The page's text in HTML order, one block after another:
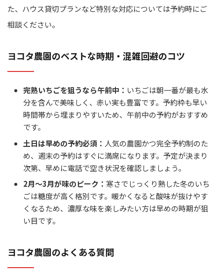
た、ハウス貸切プランなど特別な対応については予約時にご
相談ください。
ヨコタ農園のベストな時期・混雑回避のコツ
完熟いちごを狙うなら午前中： いちごは朝一番が最も水
分を含んで美味しく、赤い実も豊富です。予約枠も早い
時間帯から埋まりやすいため、午前中の予約がおすすめ
です。
土日は早めの予約必須： 人気の農園かつ完全予約制のた
め、週末の予約はすぐに満席になります。予定が決まり
次第、早めに電話で空き状況を確認しましょう。
2月～3月が味のピーク： 寒さでじっくり熟した冬のいち
ごは糖度が高く格別です。暖かくなると酸味が抜けやす
くなるため、濃厚な味を楽しみたい方は早めの時期が狙
い目です。
ヨコタ農園のよくある質問